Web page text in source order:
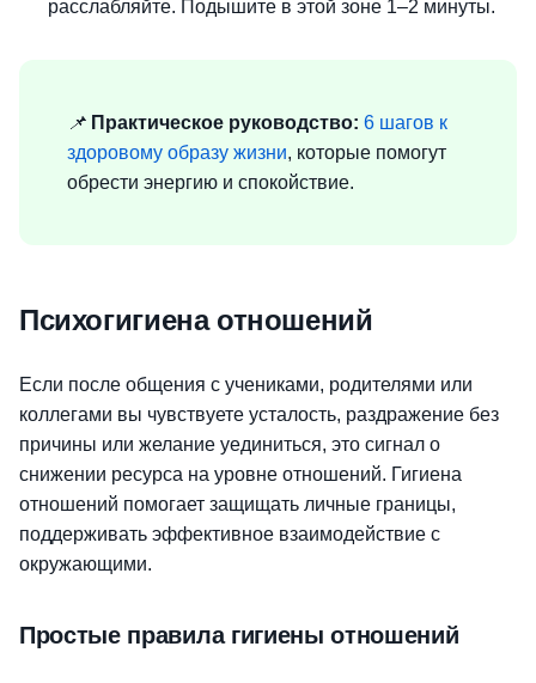
расслабляйте. Подышите в этой зоне 1–2 минуты.
📌 Практическое руководство: 6 шагов к
здоровому образу жизни, которые помогут
обрести энергию и спокойствие.
Психогигиена отношений
Если после общения с учениками, родителями или
коллегами вы чувствуете усталость, раздражение без
причины или желание уединиться, это сигнал о
снижении ресурса на уровне отношений. Гигиена
отношений помогает защищать личные границы,
поддерживать эффективное взаимодействие с
окружающими.
Простые правила гигиены отношений